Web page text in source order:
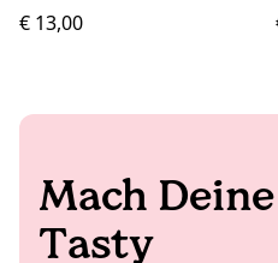
€ 13,00
Mach
Tasty